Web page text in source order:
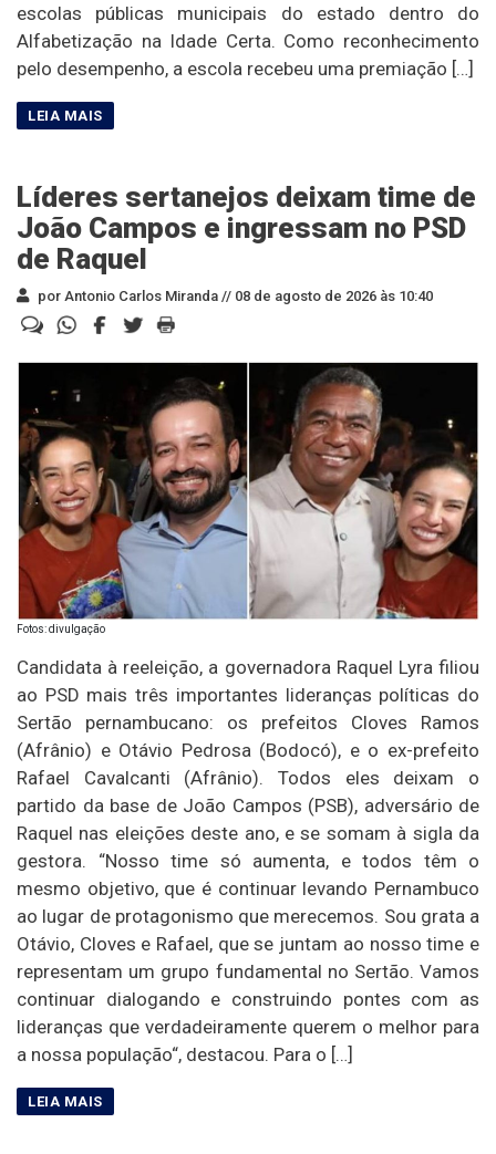
escolas públicas municipais do estado dentro do
Alfabetização na Idade Certa. Como reconhecimento
pelo desempenho, a escola recebeu uma premiação […]
Líderes sertanejos deixam time de
João Campos e ingressam no PSD
de Raquel
por Antonio Carlos Miranda // 08 de agosto de 2026 às 10:40
Fotos: divulgação
Candidata à reeleição, a governadora Raquel Lyra filiou
ao PSD mais três importantes lideranças políticas do
Sertão pernambucano: os prefeitos Cloves Ramos
(Afrânio) e Otávio Pedrosa (Bodocó), e o ex-prefeito
Rafael Cavalcanti (Afrânio). Todos eles deixam o
partido da base de João Campos (PSB), adversário de
Raquel nas eleições deste ano, e se somam à sigla da
gestora. “Nosso time só aumenta, e todos têm o
mesmo objetivo, que é continuar levando Pernambuco
ao lugar de protagonismo que merecemos. Sou grata a
Otávio, Cloves e Rafael, que se juntam ao nosso time e
representam um grupo fundamental no Sertão. Vamos
continuar dialogando e construindo pontes com as
lideranças que verdadeiramente querem o melhor para
a nossa população“, destacou. Para o […]